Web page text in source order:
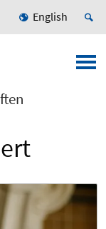
English